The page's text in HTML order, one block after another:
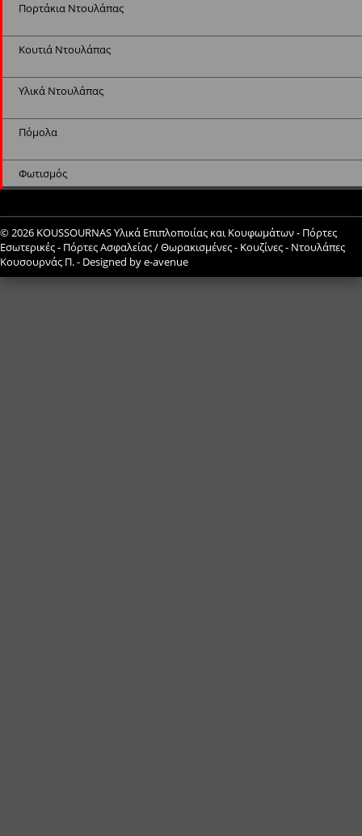
Πορτάκια Ντουλάπας
Κουτιά Ντουλάπας
Υλικά Ντουλάπας
Πόμολα
Φωτισμός
© 2026 KOUSSOURNAS Υλικά Επιπλοποιίας και Κουφωμάτων - Πόρτες
Εσωτερικές - Πόρτες Ασφαλείας / Θωρακισμένες - Κουζίνες - Ντουλάπες
Κουσουρνάς Π.- Designed bye-avenue